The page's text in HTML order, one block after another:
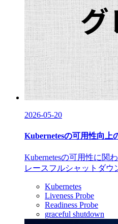
2026-05-20
Kubernetesの可用性向上
Kubernetesの可用性に関
レースフルシャットダウ
Kubernetes
Liveness Probe
Readiness Probe
graceful shutdown